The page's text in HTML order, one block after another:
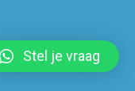
Stel je vraag